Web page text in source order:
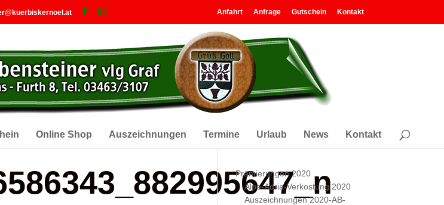
Anfahrt Anfrage Gutschein Kontakt
Online Shop Auszeichnungen Termine Urlaub News Kontakt
Prämierungen 2020
Alpe-Adria-Verkostung 2020
Auszeichnungen 2020-AB-